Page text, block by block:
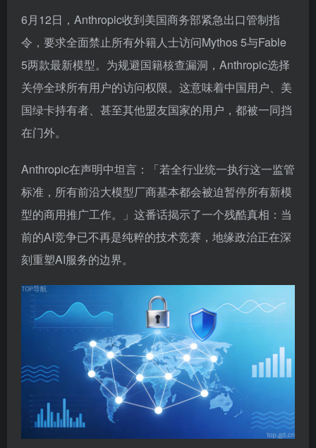
6月12日，Anthropic收到美国商务部紧急出口管制指
令，要求全面禁止所有外籍人士访问Mythos 5与Fable
5两款最新模型。为规避国籍核查漏洞，Anthropic选择
关停全球所有用户的访问权限。这意味着中国用户、美
国绿卡持有者、甚至其他盟友国家的用户，都被一同挡
在门外。
Anthropic在声明中坦言：「若全行业统一执行这一监管
标准，所有前沿大模型厂商基本都会被迫暂停所有新模
型的商用推广工作。」这番话揭示了一个残酷真相：当
前的AI竞争已不再是纯粹的技术竞赛，地缘政治正在深
刻重塑AI服务的边界。